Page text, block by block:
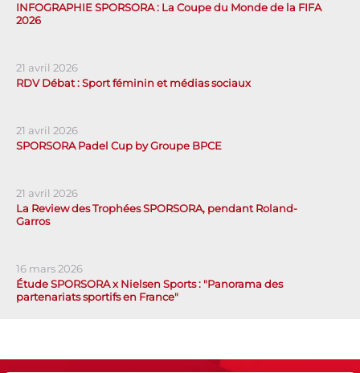
INFOGRAPHIE SPORSORA : La Coupe du Monde de la FIFA
2026
21 avril 2026
RDV Débat : Sport féminin et médias sociaux
21 avril 2026
SPORSORA Padel Cup by Groupe BPCE
21 avril 2026
La Review des Trophées SPORSORA, pendant Roland-
Garros
16 mars 2026
Étude SPORSORA x Nielsen Sports : "Panorama des
partenariats sportifs en France"